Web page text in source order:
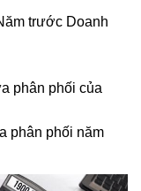
trước Doanh
phân phối của
phân phối năm